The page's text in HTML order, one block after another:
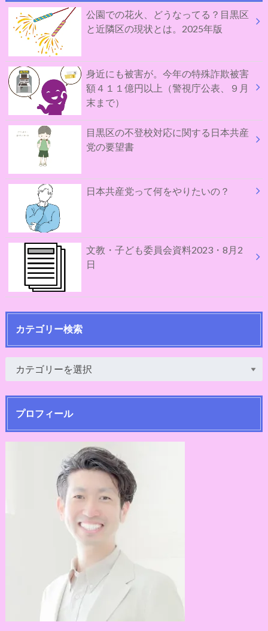
公園での花火、どうなってる？目黒区
と近隣区の現状とは。2025年版
身近にも被害が。今年の特殊詐欺被害
額４１１億円以上（警視庁公表、９月
末まで）
目黒区の不登校対応に関する日本共産
党の要望書
日本共産党って何をやりたいの？
文教・子ども委員会資料2023・8月2
日
カテゴリー検索
プロフィール